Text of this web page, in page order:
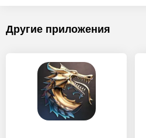
Другие приложения